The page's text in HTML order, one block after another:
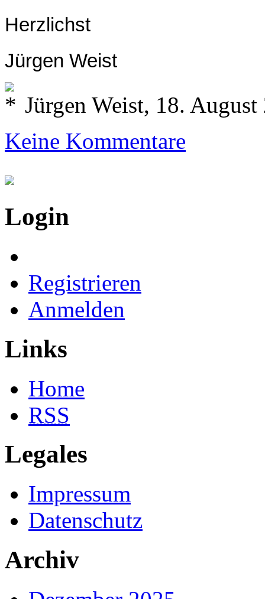
Herzlichst
Jürgen Weist
Jürgen Weist, 18.
Keine Kommentare
Login
Registrieren
Anmelden
Links
Home
RSS
Legales
Impressum
Datenschutz
Archiv